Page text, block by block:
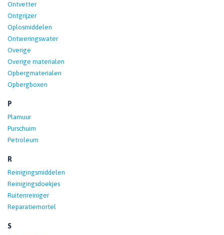
Ontvetter
Ontgrijzer
Oplosmiddelen
Ontweringswater
Overige
Overige materialen
Opbergmaterialen
Opbergboxen
P
Plamuur
Purschuim
Petroleum
R
Reinigingsmiddelen
Reinigingsdoekjes
Ruitenreiniger
Reparatiemortel
S